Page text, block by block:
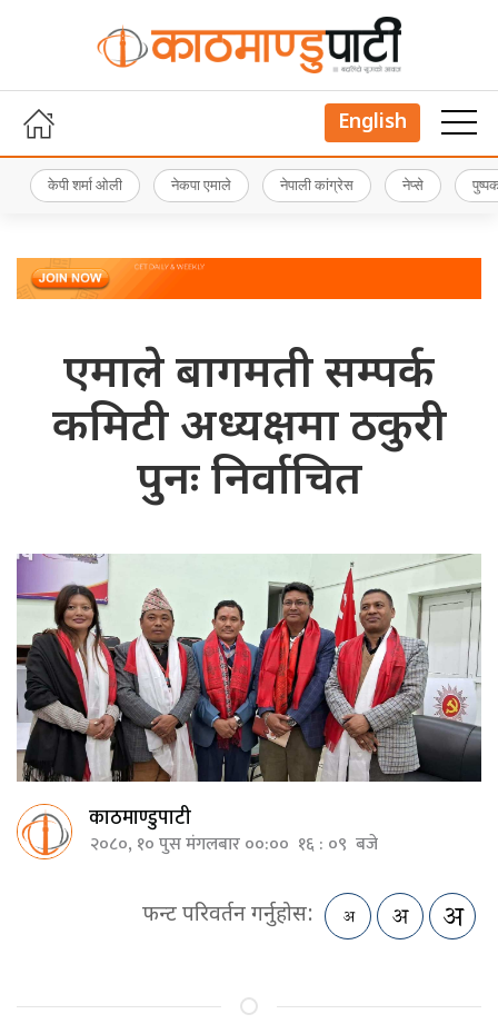
English
केपी शर्मा ओली नेकपा एमाले नेपाली कांग्रेस नेप्से
एमाले बागमती सम्पर्क
कमिटी अध्यक्षमा ठकुरी
पुनः निर्वाचित
काठमाण्डुपाटी
२०८०, १० पुस मंगलबार ००:०० १६ : ०९ बजे
फन्ट परिवर्तन गर्नुहोस: